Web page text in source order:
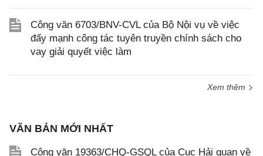
Công văn 6703/BNV-CVL của Bộ Nội vụ về việc
đẩy mạnh công tác tuyên truyền chính sách cho
vay giải quyết việc làm
Xem thêm
VĂN BẢN MỚI NHẤT
Công văn 19363/CHQ-GSQL của Cục Hải quan về